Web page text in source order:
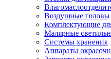
Воздушные головы
Комплектующие
Малярные
Системы хранения
Аппараты